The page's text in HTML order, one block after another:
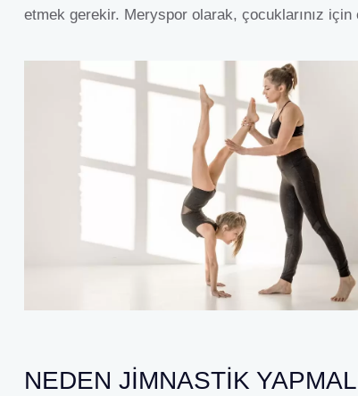
etmek gerekir. Meryspor olarak, çocuklarınız
NEDEN JIMNASTIK